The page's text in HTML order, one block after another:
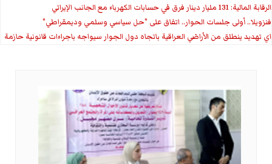
الرقابة المالية: 131 مليار دينار فرق في حسابات الكهرباء مع الجانب الإيراني
فنزويلا.. أولى جلسات الحوار.. اتفاق على "حل سياسي وسلمي وديمقراطي"
اي تهديد ينطلق من الأراضي العراقية باتجاه دول الجوار سيواجه باجراءات قانونية حازمة